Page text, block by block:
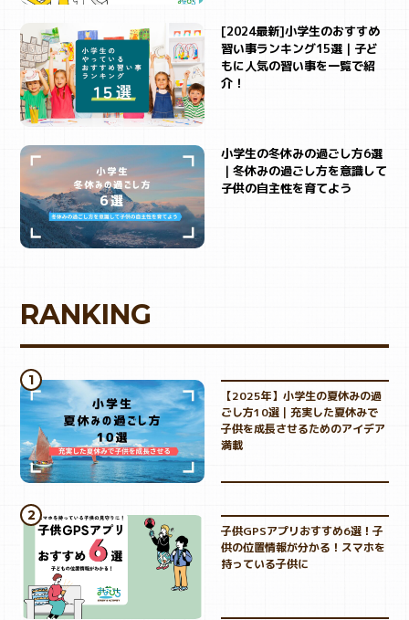
[2024最新]小学生のおすすめ
習い事ランキング15選｜子ど
もに人気の習い事を一覧で紹
介！
小学生の冬休みの過ごし方6選
｜冬休みの過ごし方を意識して
子供の自主性を育てよう
RANKING
【2025年】小学生の夏休みの過
ごし方10選｜充実した夏休みで
子供を成長させるためのアイデア
満載
子供GPSアプリおすすめ6選！子
供の位置情報が分かる！スマホを
持っている子供に